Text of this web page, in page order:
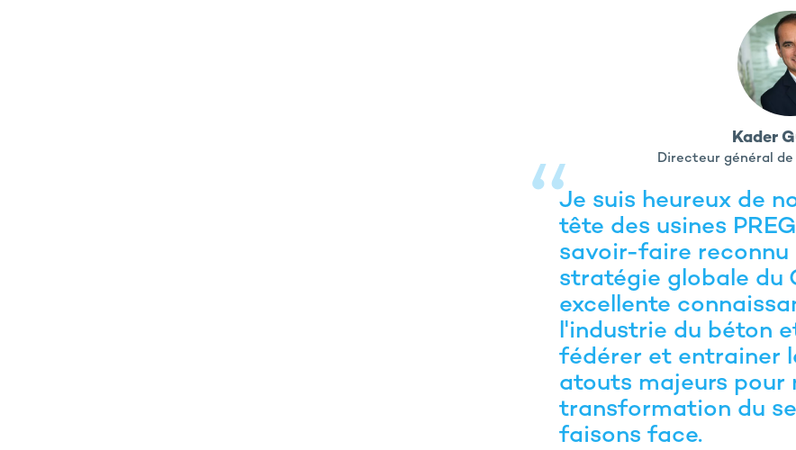
Kader
Directeur général
Je suis heureux de
tête des usines
savoir-faire
stratégie globale du
excellente
l'industrie du béton
fédérer et entrainer
atouts majeurs pour
transformation du
faisons face.